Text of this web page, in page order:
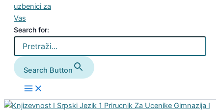
Search for:
Search Button